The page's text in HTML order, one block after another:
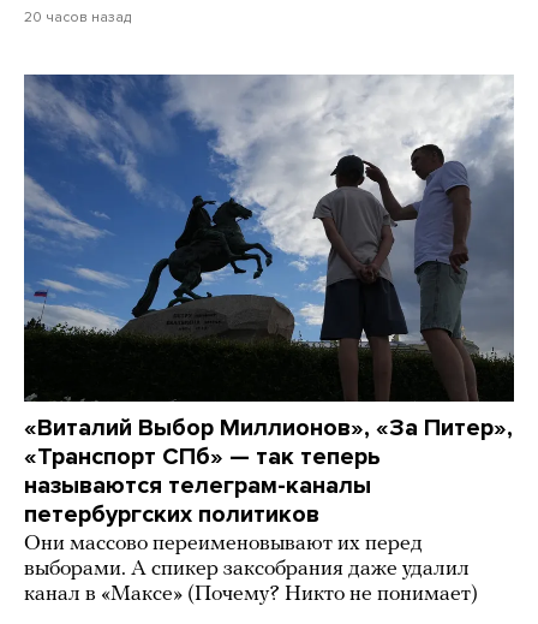
20 часов назад
«Виталий Выбор Миллионов», «За Питер»,
«Транспорт СПб» — так теперь
называются телеграм-каналы
петербургских политиков
Они массово переименовывают их перед
выборами. А спикер заксобрания даже удалил
канал в «Максе» (Почему? Никто не понимает)